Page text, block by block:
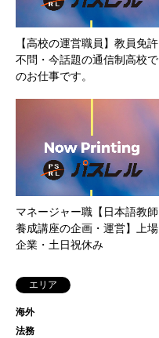
【高校の運営職員】教員免許
不問・今話題の通信制高校で
のお仕事です。
マネージャー職【日本語教師
養成講座の企画・運営】上場
企業・土日祝休み
エリア
海外
法務